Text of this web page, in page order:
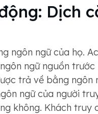
Dịch
ngôn ngữ của họ.
ngữ nguồn trước
trả về bằng ngôn
ngữ của người
không. Khách truy